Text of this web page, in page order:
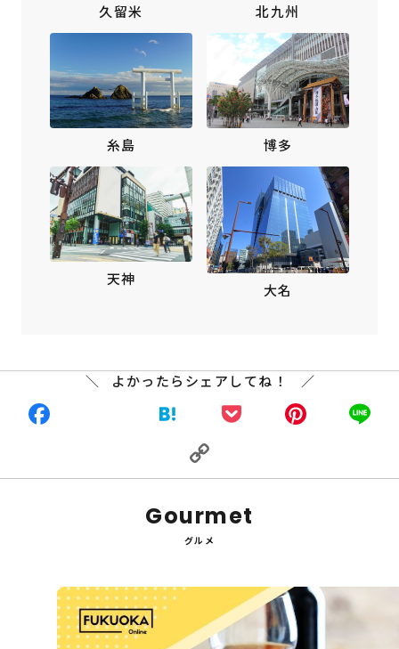
久留米 北九州
糸島 博多
天神
大名
よかったらシェアしてね！
Facebook HatenaPocket
Link
Gourmet
グルメ